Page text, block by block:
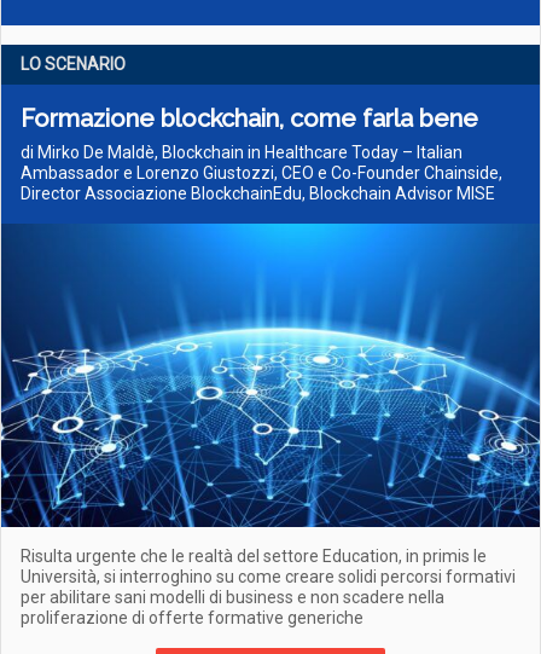
LO SCENARIO
Formazione blockchain, come farla bene
di Mirko De Maldè, Blockchain in Healthcare Today – Italian
Ambassador e Lorenzo Giustozzi, CEO e Co-Founder Chainside,
Director Associazione BlockchainEdu, Blockchain Advisor MISE
Risulta urgente che le realtà del settore Education, in primis le
Università, si interroghino su come creare solidi percorsi formativi
per abilitare sani modelli di business e non scadere nella
proliferazione di offerte formative generiche